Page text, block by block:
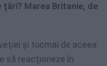
ţări? Marea Britanie, de
şi tocmai de aceea
să reacţioneze în